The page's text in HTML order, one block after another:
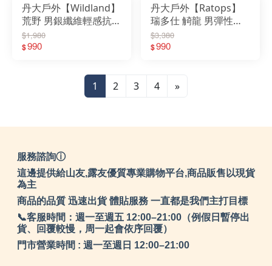
丹大戶外【Wildland】
荒野 男銀纖維輕感抗菌
彈性吸排衫 0B51602｜
短袖｜機能衣｜透氣舒
$1,980
$990
丹大戶外【Ratops】
瑞多仕 觭龍 男彈性格
子襯衫(短袖)叢林綠/翠
綠 DA-2504｜襯衫｜長
$3,380
$990
1 2 3 4 »
服務諮詢ⓘ
這邊提供給山友,露友優質專業購物平台,商品販售以現貨
為主
商品的品質 迅速出貨 體貼服務 一直都是我們主打目標
📞客服時間：週一至週五 12:00–21:00（例假日暫停出
貨、回覆較慢，周一起會依序回覆）
門市營業時間 : 週一至週日 12:00–21:00